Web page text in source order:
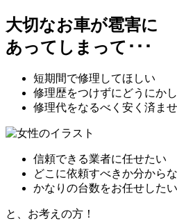
大切なお車が雹害に
あってしまって･･･
短期間で修理してほしい
修理歴をつけずにどうにか
修理代をなるべく安く済ま
信頼できる業者に任せたい
どこに依頼すべきか分から
かなりの台数をお任せしたい
と、お考えの方！